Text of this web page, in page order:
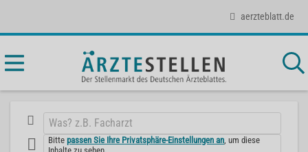
aerzteblatt.de
Bittepassen Sie Ihre Privatsphäre-Einstellungen an , um diese
Inhalte zu sehen.